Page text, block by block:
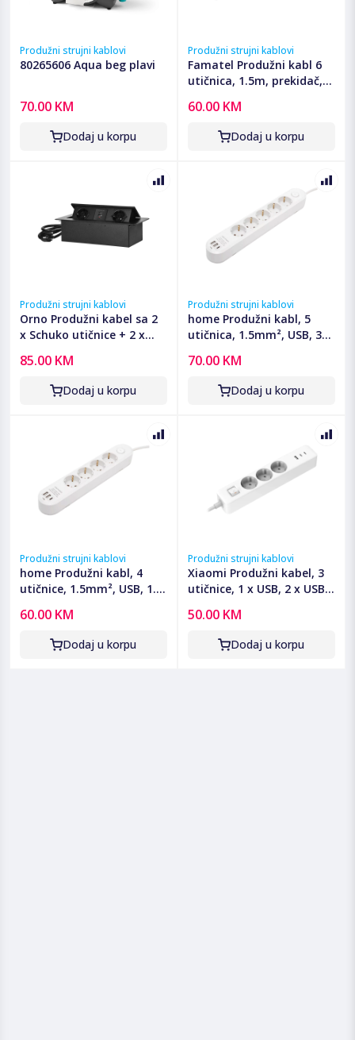
Produžni strujni kablovi
80265606 Aqua beg plavi
70.00 KM
Dodaj u korpu
Produžni strujni kablovi
Famatel Produžni kabl 6
utičnica, 1.5m, prekidač,
60.00 KM
Dodaj u korpu
Produžni strujni kablovi
Orno Produžni kabel sa 2
x Schuko utičnice + 2 x
9035(GS)/B
85.00 KM
Dodaj u korpu
Produžni strujni kablovi
home Produžni kabl, 5
utičnica, 1.5mm², USB, 3
70.00 KM
Dodaj u korpu
Produžni strujni kablovi
home Produžni kabl, 4
utičnice, 1.5mm², USB, 1.5
60.00 KM
Dodaj u korpu
Produžni strujni kablovi
Xiaomi Produžni kabel, 3
utičnice, 1 x USB, 2 x USB
Strip (2C1A)
50.00 KM
Dodaj u korpu